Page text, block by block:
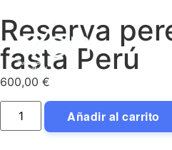
Reserva
fasta Perú
600,00 €
Añadir al carrito